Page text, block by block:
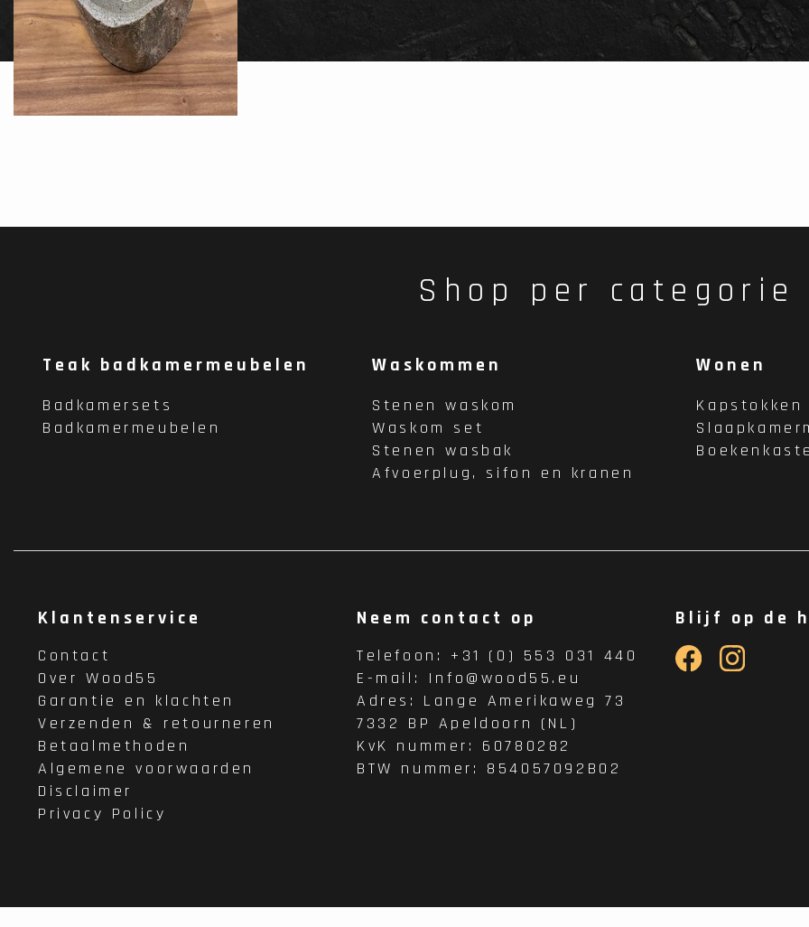
Shop per categorie
Teak badkamermeubelen
Badkamersets
Badkamermeubelen
Waskommen
Stenen waskom
Waskom set
Stenen wasbak
Afvoerplug, sifon en kranen
Wonen
Kapstokken
Klantenservice
Contact
Over Wood55
Garantie en klachten
Verzenden & retourneren
Betaalmethoden
Algemene voorwaarden
Disclaimer
Privacy Policy
Neem contact op
Telefoon: +31 (0) 553 031 440
E-mail: Info@wood55.eu
Adres: Lange Amerikaweg 73
7332 BP Apeldoorn (NL)
KvK nummer: 60780282
BTW nummer: 854057092B02
Blijf op de